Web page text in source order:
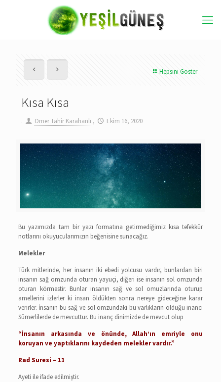
Hepsini Göster
Kısa Kısa
. Ömer Tahir Karahanlı , Ekim 16, 2020
Bu yazımızda tam bir yazı formatına getirmediğimiz kısa tefekkür
notlarını okuyucularımızın beğenisine sunacağız.
Melekler
Türk mitlerinde, her insanın iki ebedi yolcusu vardır, bunlardan biri
insanın sağ omzunda oturan yayuçi, diğeri ise insanın sol omzunda
oturan körmestir. Bunlar insanın sağ ve sol omuzlarında oturup
amellerini izlerler ki insan öldükten sonra nereye gideceğine karar
verirler. İnsanın bu sağ ve sol omzundaki bu varlıkların olduğu inancı
Sümerlilerde de mevcuttur. Bu inanç dinimizde de mevcut olup
“İnsanın arkasında ve önünde, Allah’ın emriyle onu
koruyan ve yaptıklarını kaydeden melekler vardır.”
Rad Suresi – 11
Ayeti ile ifade edilmiştir.